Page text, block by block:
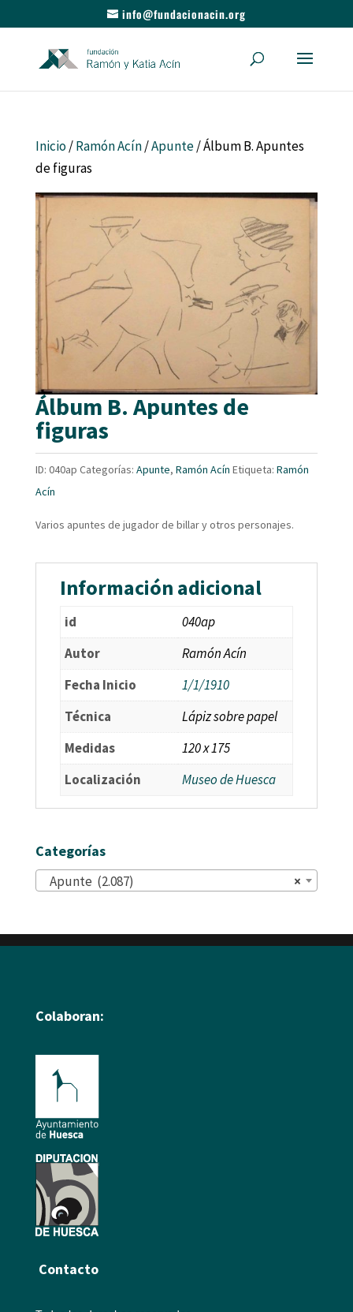
info@fundacionacin.org
Inicio/Ramón Acín/Apunte/ Álbum B. Apuntes
de figuras
Álbum B. Apuntes de
figuras
ID: 040ap Categorías: Apunte, Ramón Acín Etiqueta: Ramón
Acín
Varios apuntes de jugador de billar y otros personajes.
Información adicional
id
040ap
Autor
Ramón Acín
Fecha Inicio
1/1/1910
Técnica
Lápiz sobre papel
Medidas
120 x 175
Localización
Museo de Huesca
Categorías
×
Apunte (2.087)
Colaboran:
Contacto